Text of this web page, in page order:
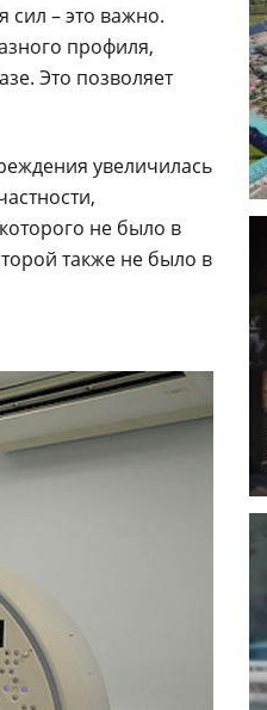
сил – это важно.
профиля,
Это позволяет
увеличилась
не было в
также не было в